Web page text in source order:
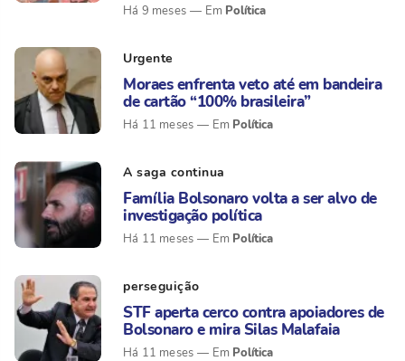
Há 9 meses Política
Urgente
Moraes enfrenta veto até em bandeira
de cartão “100% brasileira”
Há 11 meses Política
A saga continua
Família Bolsonaro volta a ser alvo de
investigação política
Há 11 meses Política
perseguição
STF aperta cerco contra apoiadores de
Bolsonaro e mira Silas Malafaia
Há 11 meses Política